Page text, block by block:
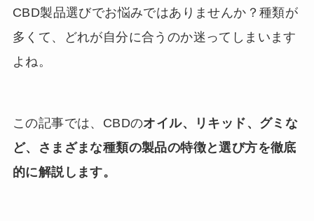
CBD製品選びでお悩みではありませんか？種類が
多くて、どれが自分に合うのか迷ってしまいます
よね。
この記事では、CBDのオイル、 リキッド 、 グミ な
ど、さまざまな種類の製品の特徴と選び方を徹底
的に解説します。